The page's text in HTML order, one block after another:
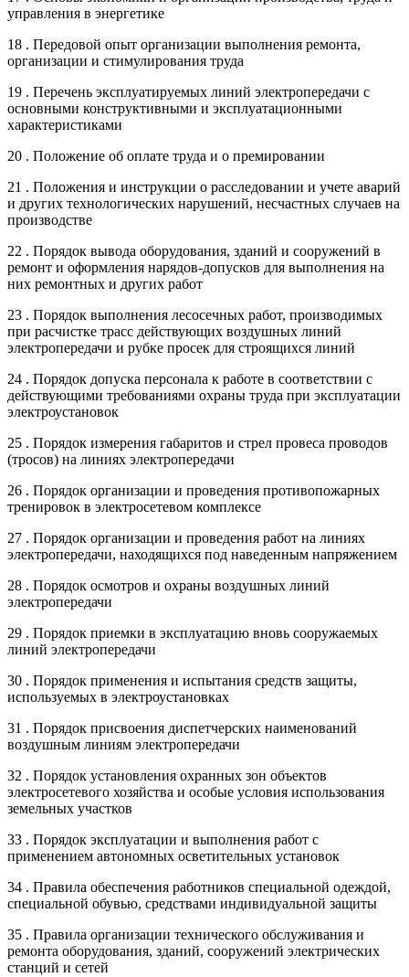
управления в энергетике
18 . Передовой опыт организации выполнения ремонта,
организации и стимулирования труда
19 . Перечень эксплуатируемых линий электропередачи с
основными конструктивными и эксплуатационными
характеристиками
20 . Положение об оплате труда и о премировании
21 . Положения и инструкции о расследовании и учете аварий
и других технологических нарушений, несчастных случаев на
производстве
22 . Порядок вывода оборудования, зданий и сооружений в
ремонт и оформления нарядов-допусков для выполнения на
них ремонтных и других работ
23 . Порядок выполнения лесосечных работ, производимых
при расчистке трасс действующих воздушных линий
электропередачи и рубке просек для строящихся линий
24 . Порядок допуска персонала к работе в соответствии с
действующими требованиями охраны труда при эксплуатации
электроустановок
25 . Порядок измерения габаритов и стрел провеса проводов
(тросов) на линиях электропередачи
26 . Порядок организации и проведения противопожарных
тренировок в электросетевом комплексе
27 . Порядок организации и проведения работ на линиях
электропередачи, находящихся под наведенным напряжением
28 . Порядок осмотров и охраны воздушных линий
электропередачи
29 . Порядок приемки в эксплуатацию вновь сооружаемых
линий электропередачи
30 . Порядок применения и испытания средств защиты,
используемых в электроустановках
31 . Порядок присвоения диспетчерских наименований
воздушным линиям электропередачи
32 . Порядок установления охранных зон объектов
электросетевого хозяйства и особые условия использования
земельных участков
33 . Порядок эксплуатации и выполнения работ с
применением автономных осветительных установок
34 . Правила обеспечения работников специальной одеждой,
специальной обувью, средствами индивидуальной защиты
35 . Правила организации технического обслуживания и
ремонта оборудования, зданий, сооружений электрических
станций и сетей